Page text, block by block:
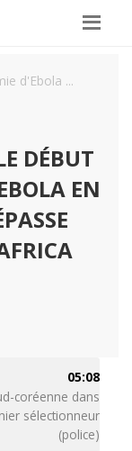
d'Ebola ...
DÉBUT
EN
05:08
coréenne dans
sélectionneur
(police)